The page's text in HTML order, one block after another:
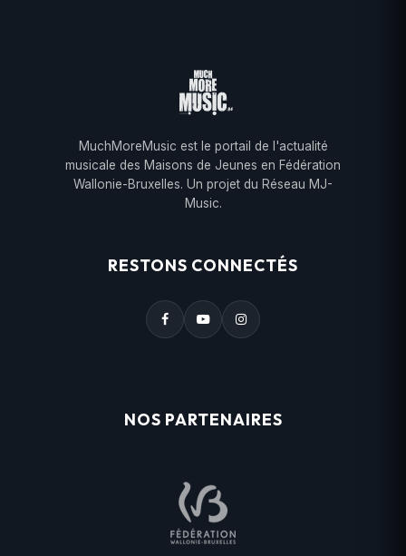
MuchMoreMusic est le portail de l'actualité
musicale des Maisons de Jeunes en Fédération
Wallonie-Bruxelles. Un projet du Réseau MJ-
Music.
RESTONS CONNECTÉS
NOS PARTENAIRES